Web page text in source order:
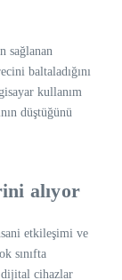
sağlanan
baltaladığını
kullanım
düştüğünü
alıyor
etkileşimi ve
sınıfta
cihazlar